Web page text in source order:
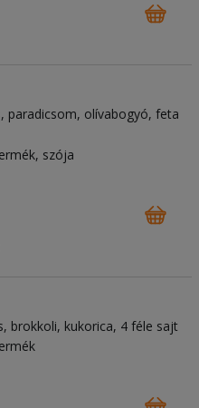
paradicsom olívabogyó feta
szója
brokkoli kukorica 4 féle sajt